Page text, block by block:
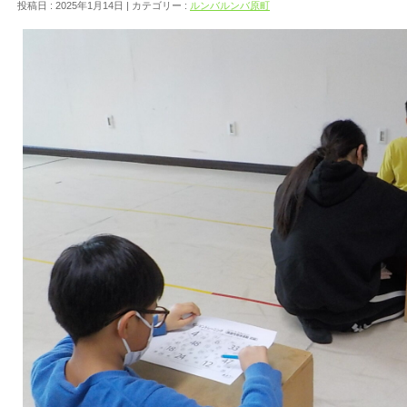
投稿日 : 2025年1月14日 | カテゴリー : ルンバルンバ原町